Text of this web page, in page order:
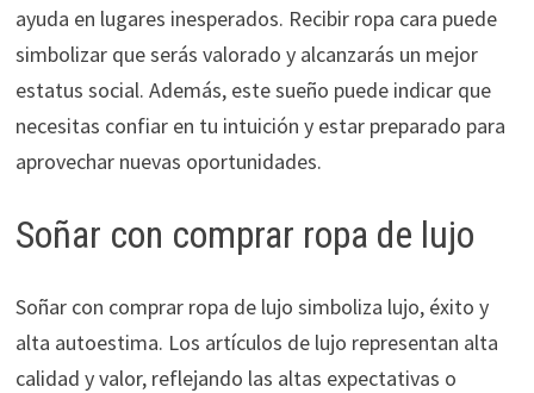
ayuda en lugares inesperados. Recibir ropa cara puede
simbolizar que serás valorado y alcanzarás un mejor
estatus social. Además, este sueño puede indicar que
necesitas confiar en tu intuición y estar preparado para
aprovechar nuevas oportunidades.
Soñar con comprar ropa de lujo
Soñar con comprar ropa de lujo simboliza lujo, éxito y
alta autoestima. Los artículos de lujo representan alta
calidad y valor, reflejando las altas expectativas o